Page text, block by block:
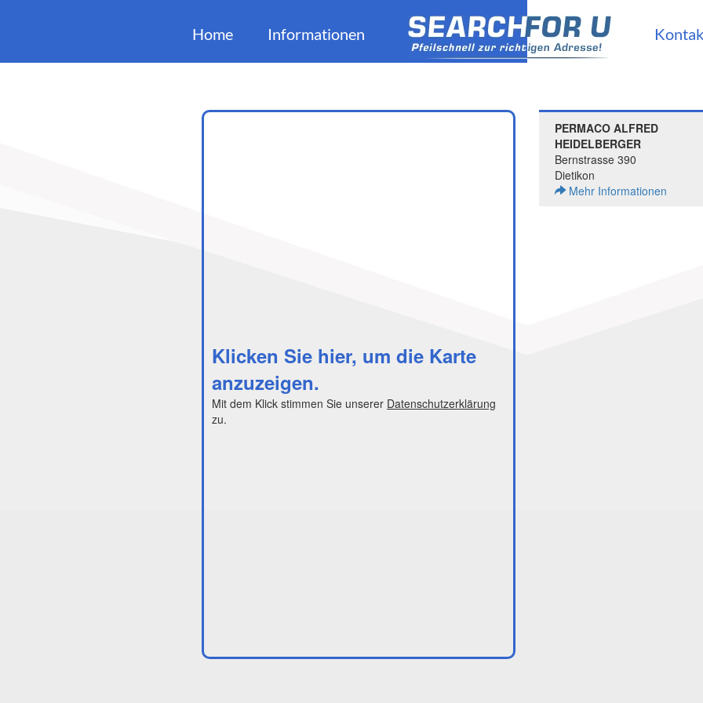
Home Informationen
Klicken Sie hier, um die Karte
anzuzeigen.
Mit dem Klick stimmen Sie unserer Datenschutzerklärung
zu.
PERMACO ALFRED
HEIDELBERGER
Bernstrasse 390
Dietikon
Mehr Informationen